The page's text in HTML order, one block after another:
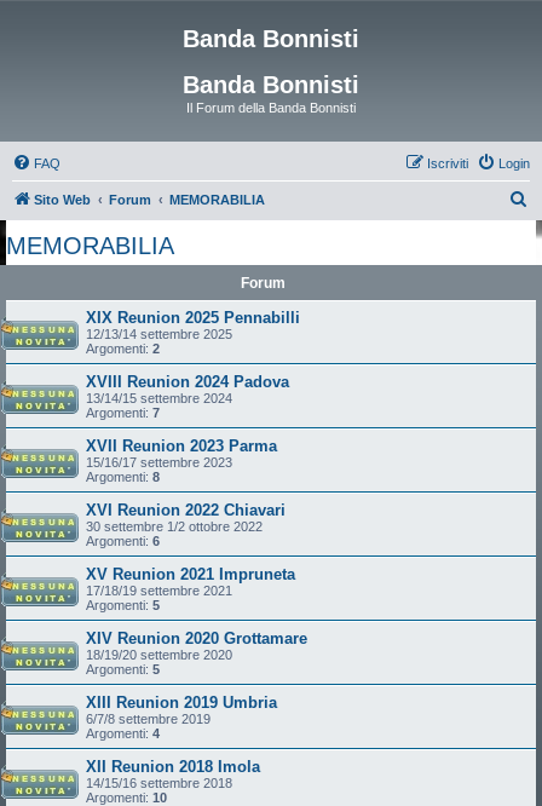
Banda Bonnisti
Banda Bonnisti
Il Forum della Banda Bonnisti
FAQ Login
Iscriviti
Sito Web Forum MEMORABILIA
MEMORABILIA
Forum
XIX Reunion 2025 Pennabilli
12/13/14 settembre 2025
Argomenti: 2
XVIII Reunion 2024 Padova
13/14/15 settembre 2024
Argomenti: 7
XVII Reunion 2023 Parma
15/16/17 settembre 2023
Argomenti: 8
XVI Reunion 2022 Chiavari
30 settembre 1/2 ottobre 2022
Argomenti: 6
XV Reunion 2021 Impruneta
17/18/19 settembre 2021
Argomenti: 5
XIV Reunion 2020 Grottamare
18/19/20 settembre 2020
Argomenti: 5
XIII Reunion 2019 Umbria
6/7/8 settembre 2019
Argomenti: 4
XII Reunion 2018 Imola
14/15/16 settembre 2018
Argomenti: 10